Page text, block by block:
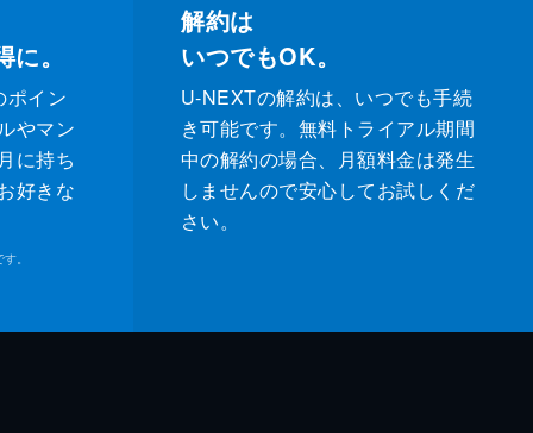
。
ポイン
やマン
に持ち
好きな
。
解約は
いつでもOK。
U-NEXTの解約は、いつでも手続
き可能です。無料トライアル期間
中の解約の場合、月額料金は発生
しませんので安心してお試しくだ
さい。